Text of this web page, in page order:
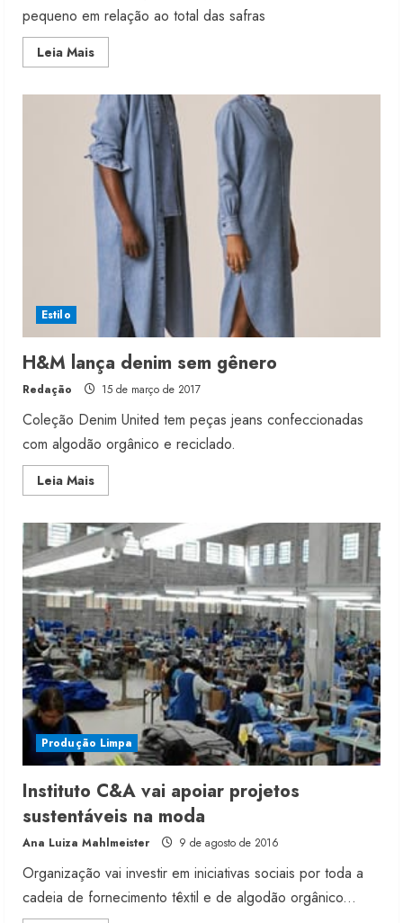
pequeno em relação ao total das safras
Leia MaisRead
more
produção
de
algodão
orgânico
no
Brasil
Estilo
H&M lança denim sem gênero
Redação 15 de março de 2017
Coleção Denim United tem peças jeans confeccionadas
com algodão orgânico e reciclado.
Leia MaisRead
more
lança
denim
sem
gênero
Produção Limpa
Instituto C&A vai apoiar projetos
sustentáveis na moda
Ana Luiza Mahlmeister 9 de agosto de 2016
Organização vai investir em iniciativas sociais por toda a
cadeia de fornecimento têxtil e de algodão orgânico...